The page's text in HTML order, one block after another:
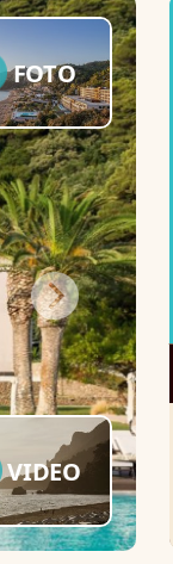
FOTO
VIDEO